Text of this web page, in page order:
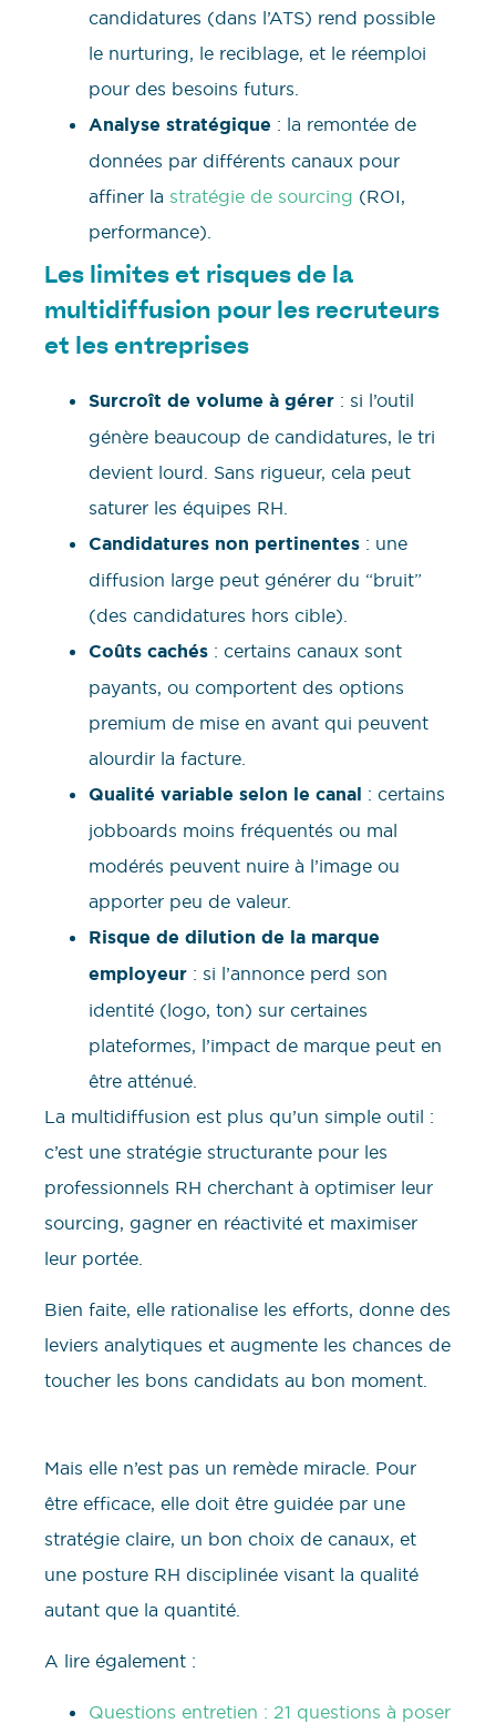
candidatures (dans l’ATS) rend possible
le nurturing, le reciblage, et le réemploi
pour des besoins futurs.
Analyse stratégique : la remontée de
données par différents canaux pour
affiner la stratégie de sourcing (ROI,
performance).
Les limites et risques de la
multidiffusion pour les recruteurs
et les entreprises
Surcroît de volume à gérer : si l’outil
génère beaucoup de candidatures, le tri
devient lourd. Sans rigueur, cela peut
saturer les équipes RH.
Candidatures non pertinentes : une
diffusion large peut générer du “bruit”
(des candidatures hors cible).
Coûts cachés : certains canaux sont
payants, ou comportent des options
premium de mise en avant qui peuvent
alourdir la facture.
Qualité variable selon le canal : certains
jobboards moins fréquentés ou mal
modérés peuvent nuire à l’image ou
apporter peu de valeur.
Risque de dilution de la marque
employeur : si l’annonce perd son
identité (logo, ton) sur certaines
plateformes, l’impact de marque peut en
être atténué.
La multidiffusion est plus qu’un simple outil :
c’est une stratégie structurante pour les
professionnels RH cherchant à optimiser leur
sourcing, gagner en réactivité et maximiser
leur portée.
Bien faite, elle rationalise les efforts, donne des
leviers analytiques et augmente les chances de
toucher les bons candidats au bon moment.
Mais elle n’est pas un remède miracle. Pour
être efficace, elle doit être guidée par une
stratégie claire, un bon choix de canaux, et
une posture RH disciplinée visant la qualité
autant que la quantité.
A lire également :
Questions entretien : 21 questions à poser